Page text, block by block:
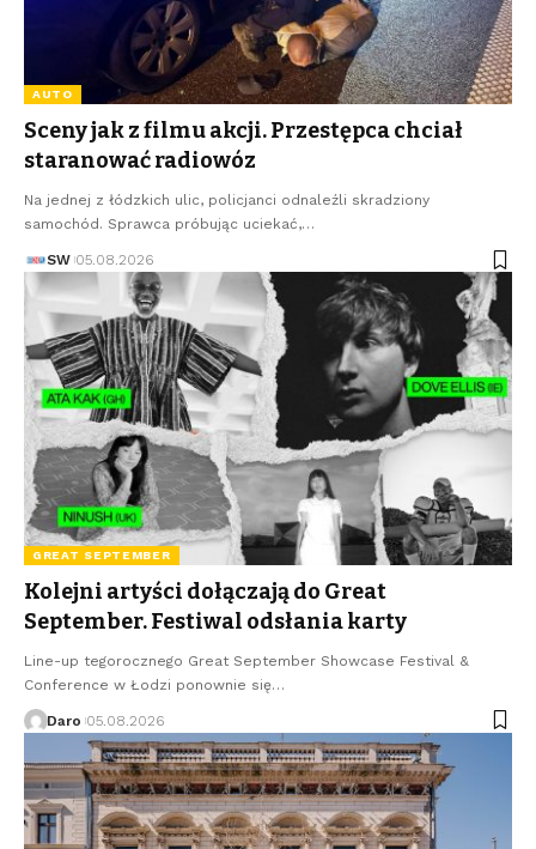
AUTO
Sceny jak z filmu akcji. Przestępca chciał
staranować radiowóz
Na jednej z łódzkich ulic, policjanci odnaleźli skradziony
samochód. Sprawca próbując uciekać,…
SW 05.08.2026
GREAT SEPTEMBER
Kolejni artyści dołączają do Great
September. Festiwal odsłania karty
Line-up tegorocznego Great September Showcase Festival &
Conference w Łodzi ponownie się…
Daro 05.08.2026